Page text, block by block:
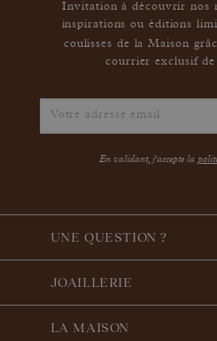
Invitation à découvrir nos
inspirations ou éditions
coulisses de la Maison
courrier exclusif de
En validant, j'accepte la
UNE QUESTION ?
JOAILLERIE
LA MAISON